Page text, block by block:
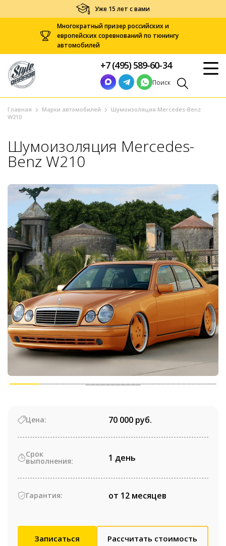
Уже 15 лет с вами
Многократный призер российских и
европейских соревнований по тюнингу
автомобилей
+7 (495) 589-60-34
Поиск
Главная Марки автомобилей
Шумоизоляция Mercedes-Benz
W210
Шумоизоляция Mercedes-
Benz W210
Цена: 70 000 руб.
Срок
выполнения: 1 день
Гарантия: от 12 месяцев
Записаться Рассчитать стоимость